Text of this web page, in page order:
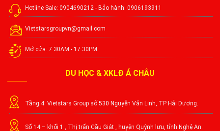
Hotline Sale: 0904690212 - Bảo hành: 0906193911
Vietstarsgroupvn@gmail.com
Mở cửa: 7:30AM - 17:30PM
DU HỌC & XKLĐ Á CHÂU
Tầng 4 Vietstars Group số 530 Nguyễn Văn Linh, TP Hải Dương.
Số 14 – khối 1 , Thị trấn Cầu Giát , huyện Quỳnh lưu, tỉnh Nghệ An.